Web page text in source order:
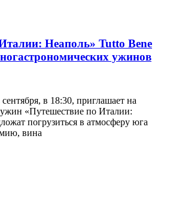
Неаполь» Tutto Bene
ужинов
в 18:30, приглашает на
«Путешествие по Италии:
погрузиться в атмосферу юга
вина